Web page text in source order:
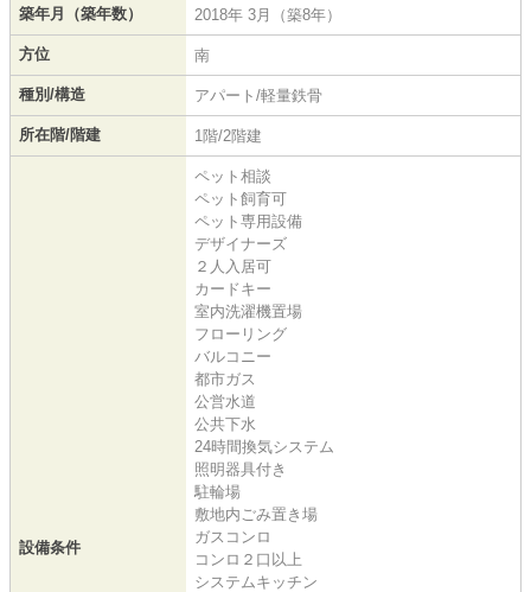
築年月（築年数） 2018年 3月（築8年）
方位 南
種別/構造 アパート/軽量鉄骨
所在階/階建 1階/2階建
設備条件
ペット相談
ペット飼育可
ペット専用設備
デザイナーズ
２人入居可
カードキー
室内洗濯機置場
フローリング
バルコニー
都市ガス
公営水道
公共下水
24時間換気システム
照明器具付き
駐輪場
敷地内ごみ置き場
ガスコンロ
コンロ２口以上
システムキッチン